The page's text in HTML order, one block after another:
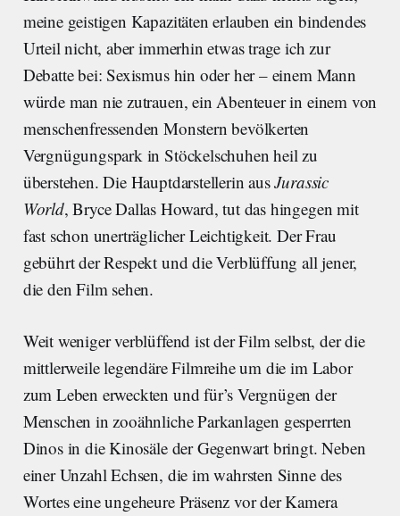
meine geistigen Kapazitäten erlauben ein bindendes
Urteil nicht, aber immerhin etwas trage ich zur
Debatte bei: Sexismus hin oder her – einem Mann
würde man nie zutrauen, ein Abenteuer in einem von
menschenfressenden Monstern bevölkerten
Vergnügungspark in Stöckelschuhen heil zu
überstehen. Die Hauptdarstellerin ausJurassic
World, Bryce Dallas Howard, tut das hingegen mit
fast schon unerträglicher Leichtigkeit. Der Frau
gebührt der Respekt und die Verblüffung all jener,
die den Film sehen.
Weit weniger verblüffend ist der Film selbst, der die
mittlerweile legendäre Filmreihe um die im Labor
zum Leben erweckten und für’s Vergnügen der
Menschen in zooähnliche Parkanlagen gesperrten
Dinos in die Kinosäle der Gegenwart bringt. Neben
einer Unzahl Echsen, die im wahrsten Sinne des
Wortes eine ungeheure Präsenz vor der Kamera